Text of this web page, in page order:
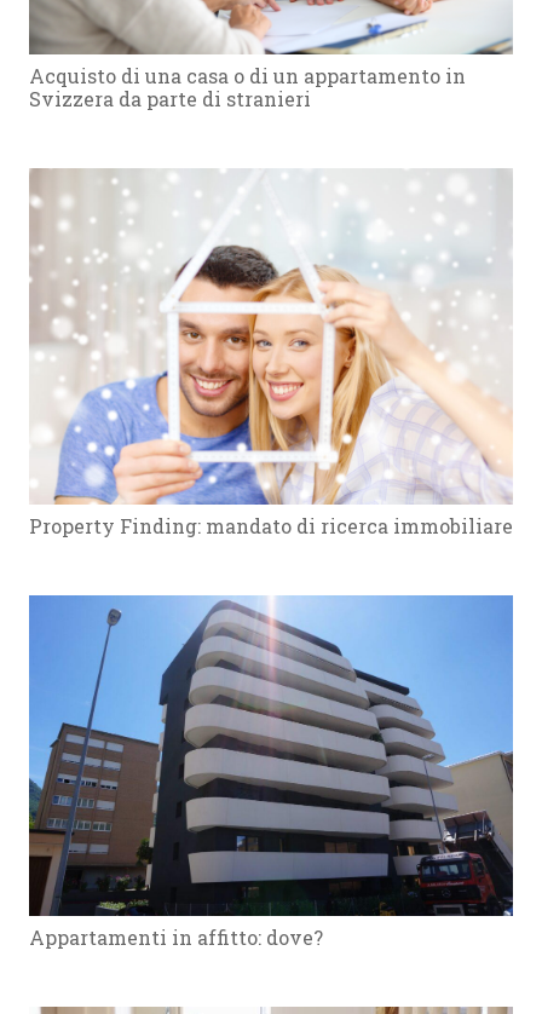
Acquisto di una casa o di un appartamento in
Svizzera da parte di stranieri
Property Finding: mandato di ricerca immobiliare
Appartamenti in affitto: dove?